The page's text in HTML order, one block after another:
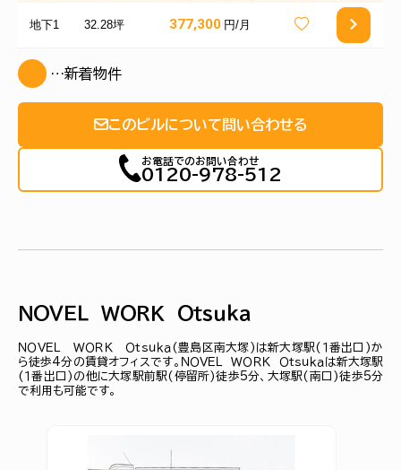
地下1 32.28坪 377,300 円/月
…新着物件
このビルについて問い合わせる
お電話でのお問い合わせ
0120-978-512
ＮＯＶＥＬ ＷＯＲＫ Ｏｔｓｕｋａ
ＮＯＶＥＬ ＷＯＲＫ Ｏｔｓｕｋａ(豊島区南大塚)は新大塚駅(１番出口)か
ら徒歩4分の賃貸オフィスです。ＮＯＶＥＬ ＷＯＲＫ Ｏｔｓｕｋａは新大塚駅
(１番出口)の他に大塚駅前駅(停留所)徒歩5分、大塚駅(南口)徒歩5分
で利用も可能です。